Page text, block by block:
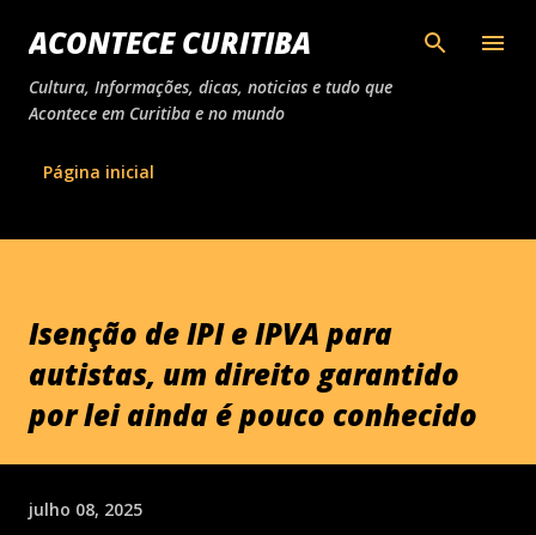
Pular para o conteúdo principal
ACONTECE CURITIBA
Cultura, Informações, dicas, noticias e tudo que
Acontece em Curitiba e no mundo
Página inicial
Isenção de IPI e IPVA para
autistas, um direito garantido
por lei ainda é pouco conhecido
julho 08, 2025